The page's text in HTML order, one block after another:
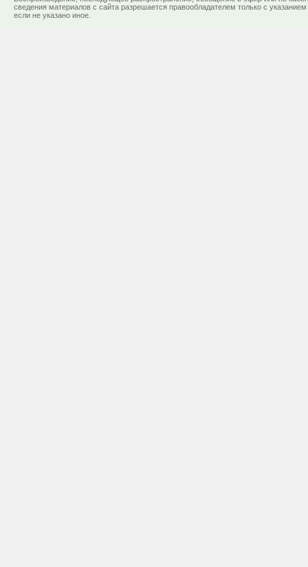
сведения материалов с сайта разрешается правообладателем только с
если не указано иное.